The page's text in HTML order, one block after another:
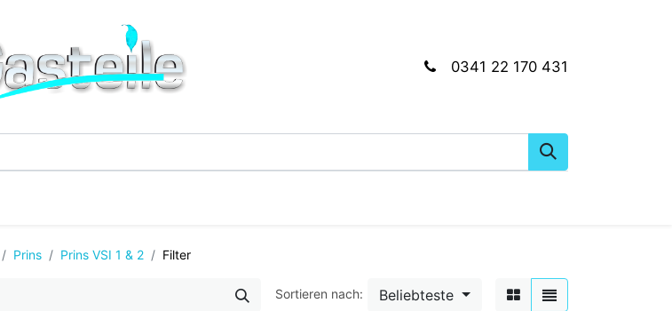
0341 22 170 431
Prins Prins VSI 1 & 2 Filter
Sortieren nach: Beliebteste